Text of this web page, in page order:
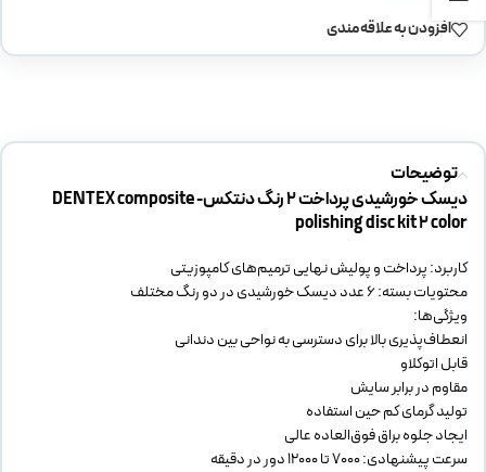
افزودن به علاقه مندی
توضیحات
دیسک خورشیدی پرداخت 2 رنگ دنتکس- DENTEX composite
polishing disc kit 2 color
کاربرد: پرداخت و پولیش نهایی ترمیم‌های کامپوزیتی
محتویات بسته: ۶ عدد دیسک خورشیدی در دو رنگ مختلف
ویژگی‌ها:
انعطاف‌پذیری بالا برای دسترسی به نواحی بین دندانی
قابل اتوکلاو
مقاوم در برابر سایش
تولید گرمای کم حین استفاده
ایجاد جلوه براق فوق‌العاده عالی
سرعت پیشنهادی: ۷۰۰۰ تا ۱۲۰۰۰ دور در دقیقه